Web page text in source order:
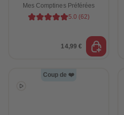
Mes Comptines Préférées
5.0 (62)
14,99 €
Coup de ❤️